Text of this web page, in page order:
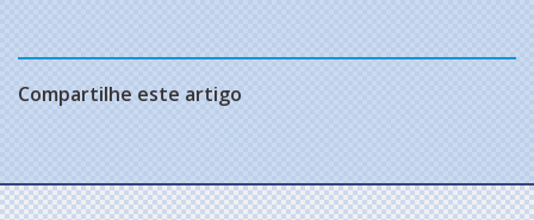
Compartilhe este artigo